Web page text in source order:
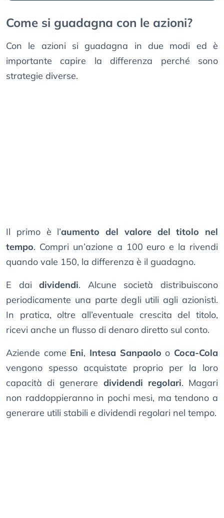
Come si guadagna con le azioni?
Con le azioni si guadagna in due modi ed è
importante capire la differenza perché sono
strategie diverse.
Il primo è l’aumento del valore del titolo nel
tempo. Compri un’azione a 100 euro e la rivendi
quando vale 150, la differenza è il guadagno.
E daidividendi. Alcune società distribuiscono
periodicamente una parte degli utili agli azionisti.
In pratica, oltre all’eventuale crescita del titolo,
ricevi anche un flusso di denaro diretto sul conto.
Aziende come Eni, Intesa Sanpaolo o Coca-Cola
vengono spesso acquistate proprio per la loro
capacità di generare dividendi regolari. Magari
non raddoppieranno in pochi mesi, ma tendono a
generare utili stabili e dividendi regolari nel tempo.